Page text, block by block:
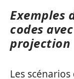
Exemples
codes
projection
Les scénarios